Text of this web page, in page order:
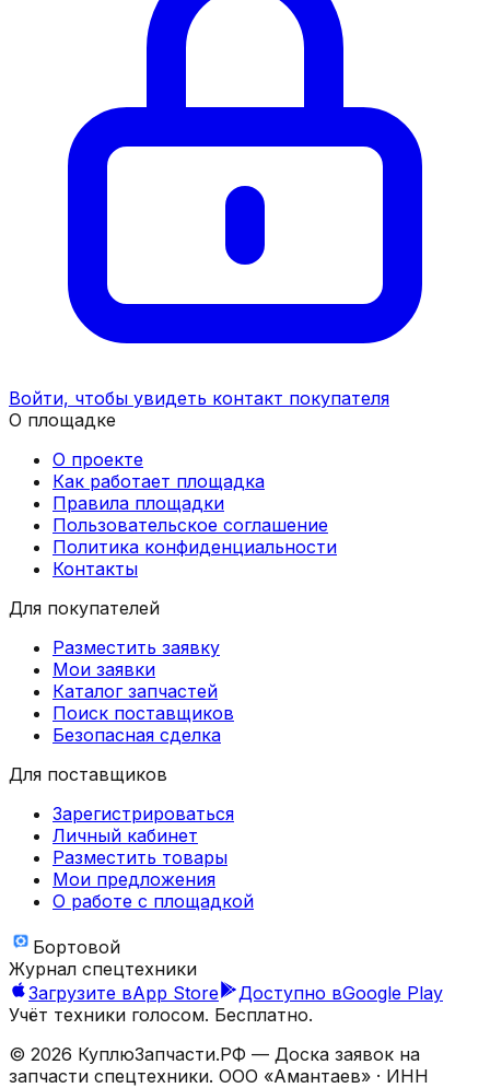
Войти, чтобы увидеть контакт покупателя
О площадке
О проекте
Как работает площадка
Правила площадки
Пользовательское соглашение
Политика конфиденциальности
Контакты
Для покупателей
Разместить заявку
Мои заявки
Каталог запчастей
Поиск поставщиков
Безопасная сделка
Для поставщиков
Зарегистрироваться
Личный кабинет
Разместить товары
Мои предложения
О работе с площадкой
Бортовой
Журнал спецтехники
Загрузите вApp Store Доступно вGoogle Play
Учёт техники голосом. Бесплатно.
© 2026 КуплюЗапчасти.РФ — Доска заявок на
запчасти спецтехники. ООО «Амантаев» · ИНН